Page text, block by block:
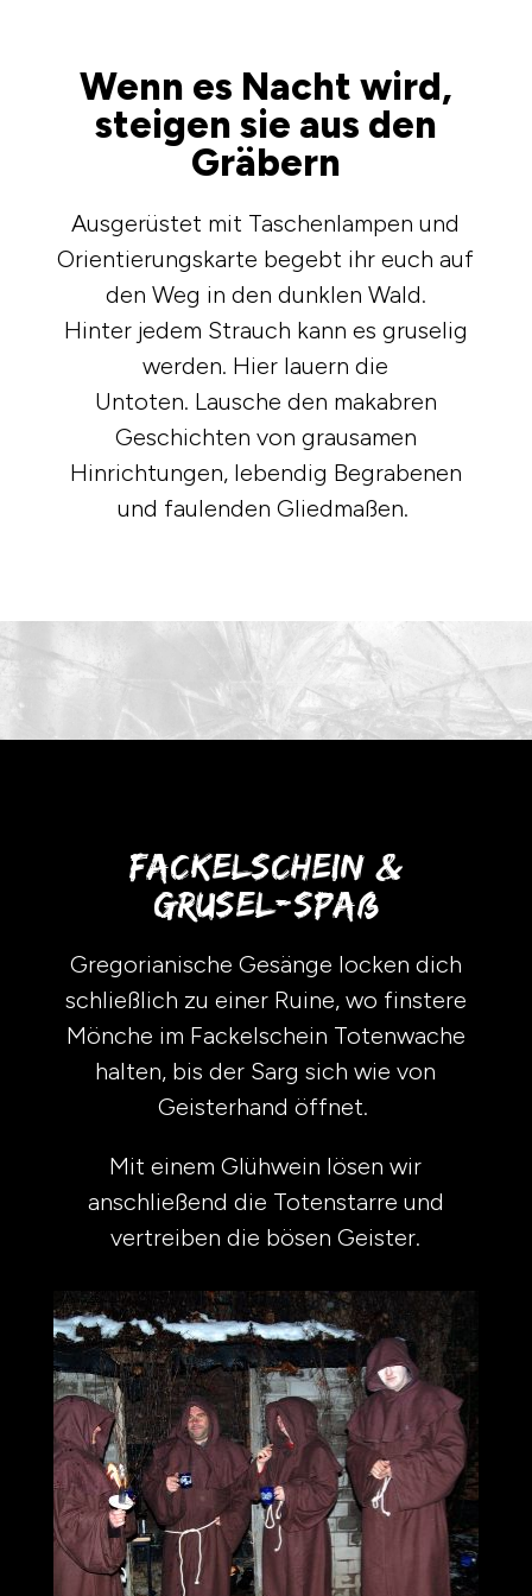
Wenn es Nacht wird,
steigen sie aus den
Gräbern
Ausgerüstet mit Taschenlampen und
Orientierungskarte begebt ihr euch auf
den Weg in den dunklen Wald.
Hinter jedem Strauch kann es gruselig
werden. Hier lauern die
Untoten. Lausche den makabren
Geschichten von grausamen
Hinrichtungen, lebendig Begrabenen
und faulenden Gliedmaßen.
Fackelschein &
Grusel-Spaß
Gregorianische Gesänge locken dich
schließlich zu einer Ruine, wo finstere
Mönche im Fackelschein Totenwache
halten, bis der Sarg sich wie von
Geisterhand öffnet.
Mit einem Glühwein lösen wir
anschließend die Totenstarre und
vertreiben die bösen Geister.